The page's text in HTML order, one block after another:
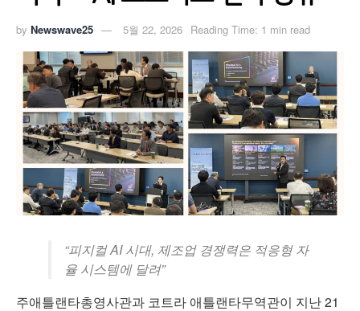
by Newswave25 5월 22, 2026 Reading Time: 1 min read
“피지컬 AI 시대, 제조업 경쟁력은 적응형 자
율 시스템에 달려”
주애틀랜타총영사관과 코트라 애틀랜타무역관이 지난 21